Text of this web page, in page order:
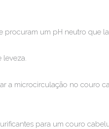
um pH neutro que
leveza.
a microcirculação no couro
para um couro